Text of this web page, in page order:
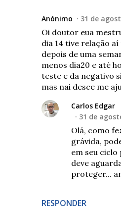
Anónimo 31 de
Oi doutor eua
dia 14 tive relação
depois de uma
menos dia20 e até
teste e da negativo
mas nai desce me
RESPONDER
Carlos Edgar
31 de
Olá, como
grávida,
em seu ciclo
deve
proteger...